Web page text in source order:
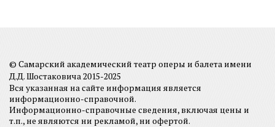
© Самарский академический театр оперы и балета имени
Д.Д. Шостаковича 2015-2025
Вся указанная на сайте информация является
информационно-справочной.
Информационно-справочные сведения, включая цены и
т.п., не являются ни рекламой, ни офертой.